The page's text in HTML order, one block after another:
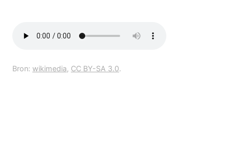
Bron: wikimedia, CC BY-SA 3.0.